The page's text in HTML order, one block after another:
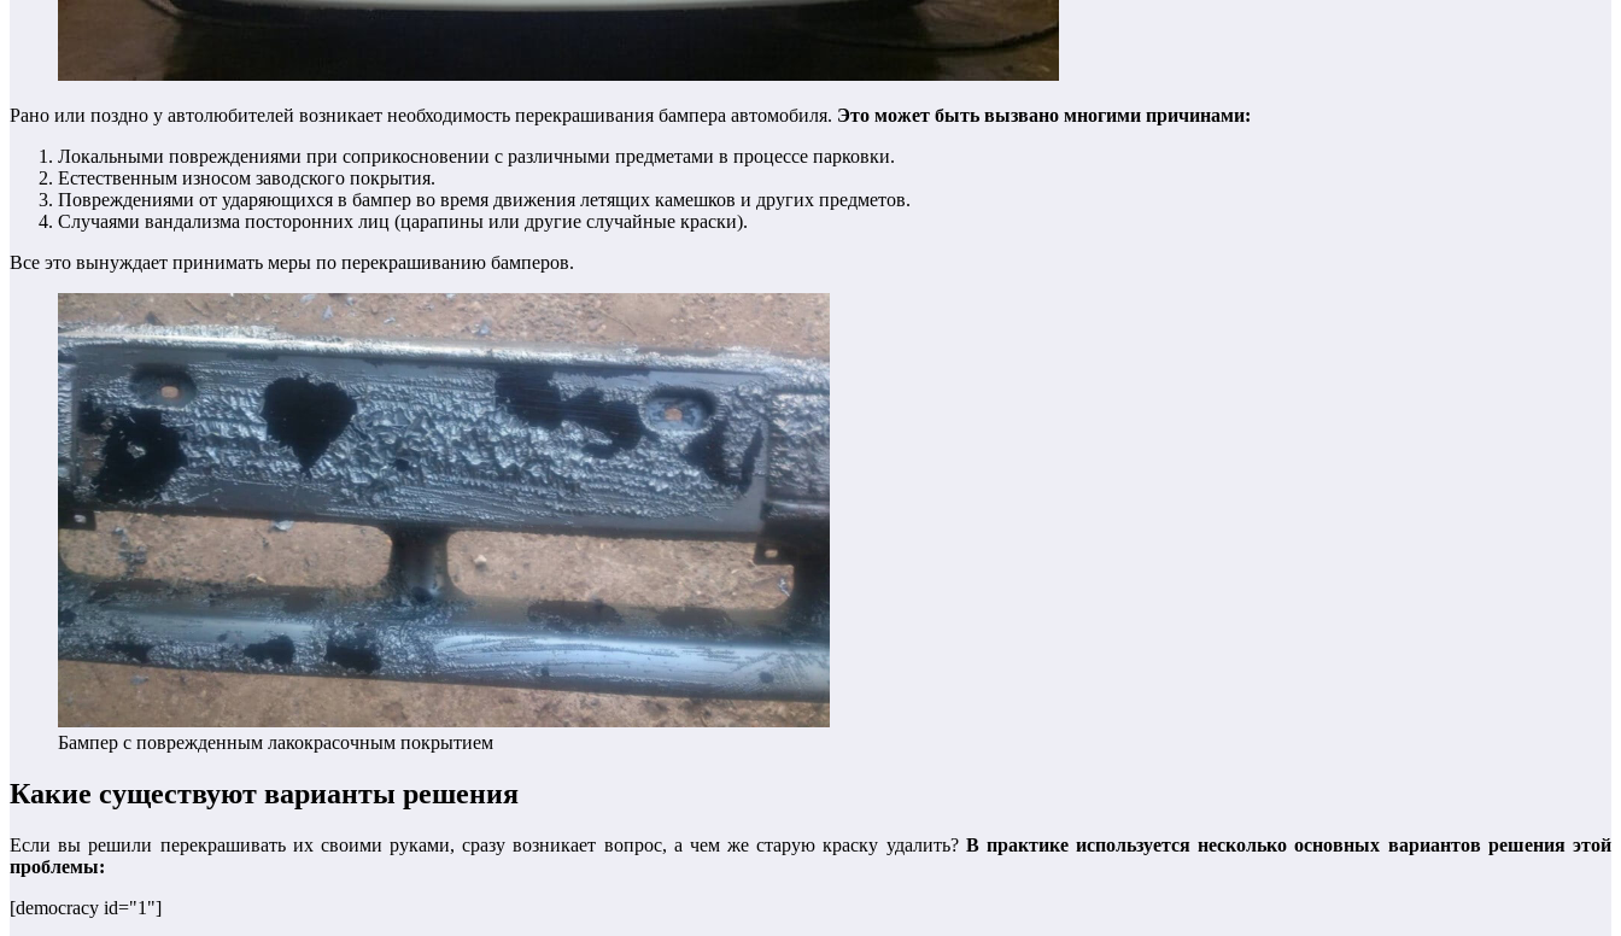
Рано или поздно у автолюбителей возникает необходимость перекрашивания бампера автомобиля. Это может быть вызвано многими причинами:
Локальными повреждениями при соприкосновении с различными предметами в процессе парковки.
Естественным износом заводского покрытия.
Повреждениями от ударяющихся в бампер во время движения летящих камешков и других предметов.
Случаями вандализма посторонних лиц (царапины или другие случайные краски).
Все это вынуждает принимать меры по перекрашиванию бамперов.
Бампер с поврежденным лакокрасочным покрытием
Какие существуют варианты решения
Если вы решили перекрашивать их своими руками, сразу возникает вопрос, а чем же старую краску удалить? В практике используется несколько основных вариантов решения этой
проблемы:
[democracy id="1"]